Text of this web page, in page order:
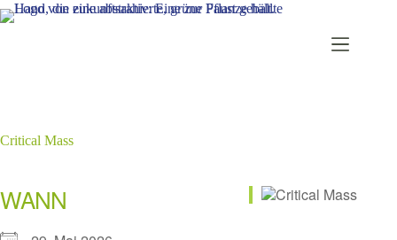
Zum
Inhalt
Critical Mass
WANN